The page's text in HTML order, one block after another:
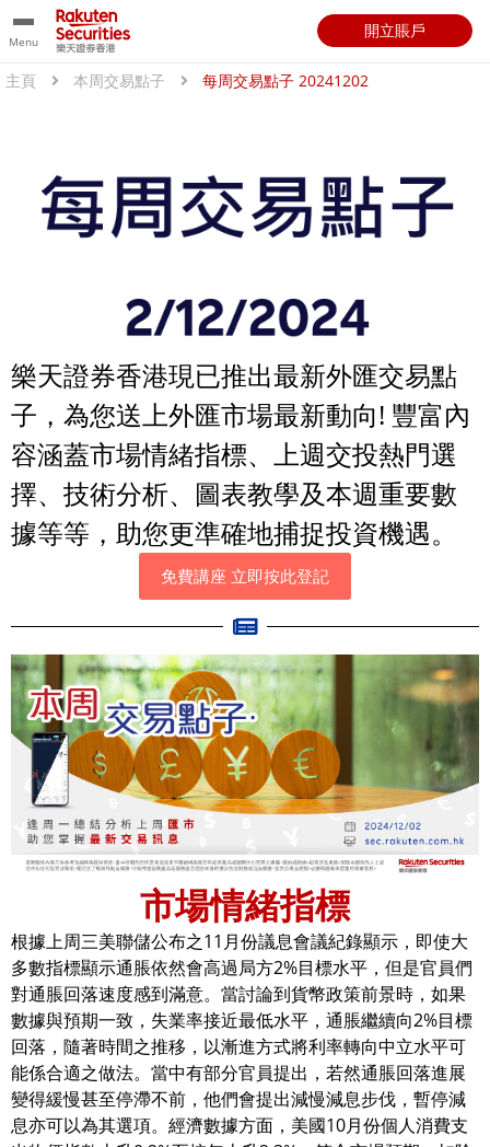
Menu
開立賬戶
主頁 本周交易點子 每周交易點子 20241202
樂天證券香港現已推出最新外匯交易點
子，為您送上外匯市場最新動向! 豐富內
容涵蓋市場情緒指標、上週交投熱門選
擇、技術分析、圖表教學及本週重要數
據等等，助您更準確地捕捉投資機遇。
免費講座 立即按此登記
市場情緒指標
根據上周三美聯儲公布之11月份議息會議紀錄顯示，即使大
多數指標顯示通脹依然會高過局方2%目標水平，但是官員們
對通脹回落速度感到滿意。當討論到貨幣政策前景時，如果
數據與預期一致，失業率接近最低水平，通脹繼續向2%目標
回落，隨著時間之推移，以漸進方式將利率轉向中立水平可
能係合適之做法。當中有部分官員提出，若然通脹回落進展
變得緩慢甚至停滯不前，他們會提出減慢減息步伐，暫停減
息亦可以為其選項。經濟數據方面，美國10月份個人消費支